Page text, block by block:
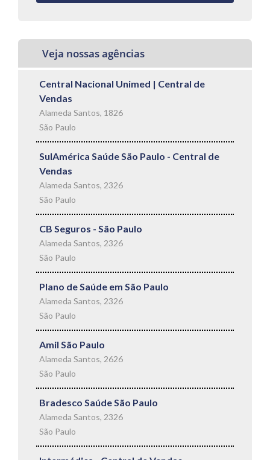
Veja nossas agências
Central Nacional Unimed | Central de
Vendas
Alameda Santos, 1826
São Paulo
SulAmérica Saúde São Paulo - Central de
Vendas
Alameda Santos, 2326
São Paulo
CB Seguros - São Paulo
Alameda Santos, 2326
São Paulo
Plano de Saúde em São Paulo
Alameda Santos, 2326
São Paulo
Amil São Paulo
Alameda Santos, 2626
São Paulo
Bradesco Saúde São Paulo
Alameda Santos, 2326
São Paulo